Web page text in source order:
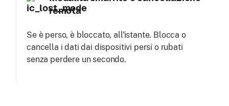
remota
Se è perso, è bloccato, all'istante. Blocca o
cancella i dati dai dispositivi persi o rubati
senza perdere un secondo.